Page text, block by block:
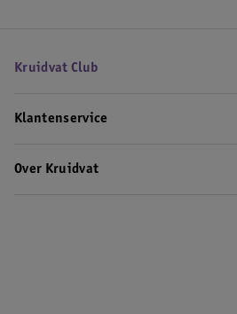
Kruidvat Club
Klantenservice
Over Kruidvat